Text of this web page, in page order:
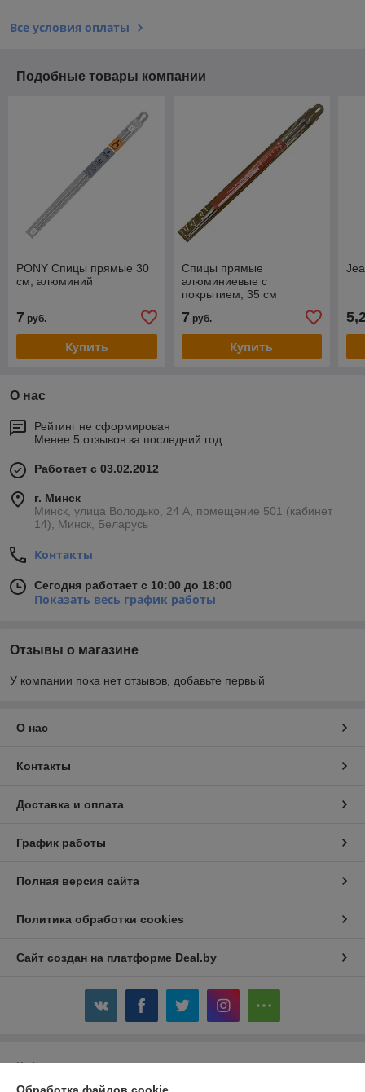
Все условия оплаты
Подобные товары компании
PONY Спицы прямые 30
см, алюминий
7 руб.
Купить
Спицы прямые
алюминиевые с
покрытием, 35 см
7 руб.
Купить
О нас
Рейтинг не сформирован
Менее 5 отзывов за последний год
Работает с 03.02.2012
г. Минск
Минск, улица Володько, 24 А, помещение 501 (кабинет
14), Минск, Беларусь
Контакты
Сегодня работает с 10:00 до 18:00
Показать весь график работы
Отзывы о магазине
У компании пока нет отзывов, добавьте первый
О нас
Контакты
Доставка и оплата
График работы
Полная версия сайта
Политика обработки cookies
Сайт создан на платформе Deal.by
Информация для покупателя